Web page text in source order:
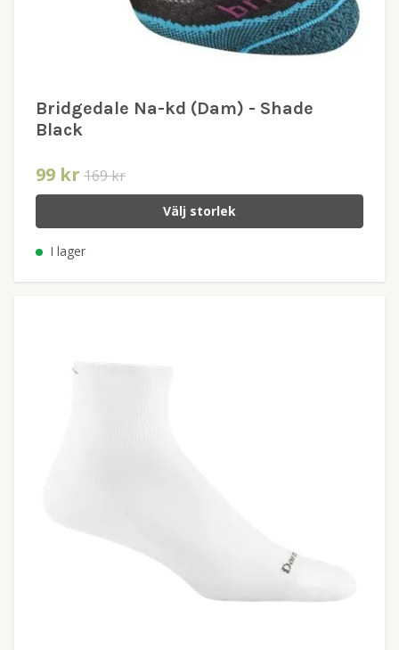
Bridgedale Na-kd (Dam) - Shade
Black
99 kr 169 kr
Välj storlek
I lager